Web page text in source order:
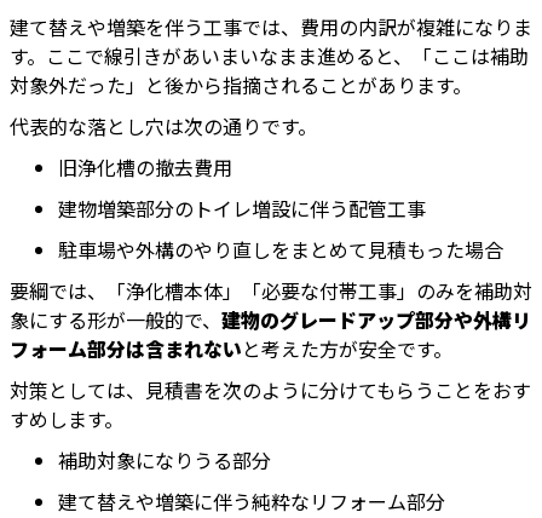
建て替えや増築を伴う工事では、費用の内訳が複雑になりま
す。ここで線引きがあいまいなまま進めると、「ここは補助
対象外だった」と後から指摘されることがあります。
代表的な落とし穴は次の通りです。
旧浄化槽の撤去費用
建物増築部分のトイレ増設に伴う配管工事
駐車場や外構のやり直しをまとめて見積もった場合
要綱では、「浄化槽本体」「必要な付帯工事」のみを補助対
象にする形が一般的で、 建物のグレードアップ部分や外構リ
フォーム部分は含まれないと考えた方が安全です。
対策としては、見積書を次のように分けてもらうことをおす
すめします。
補助対象になりうる部分
建て替えや増築に伴う純粋なリフォーム部分